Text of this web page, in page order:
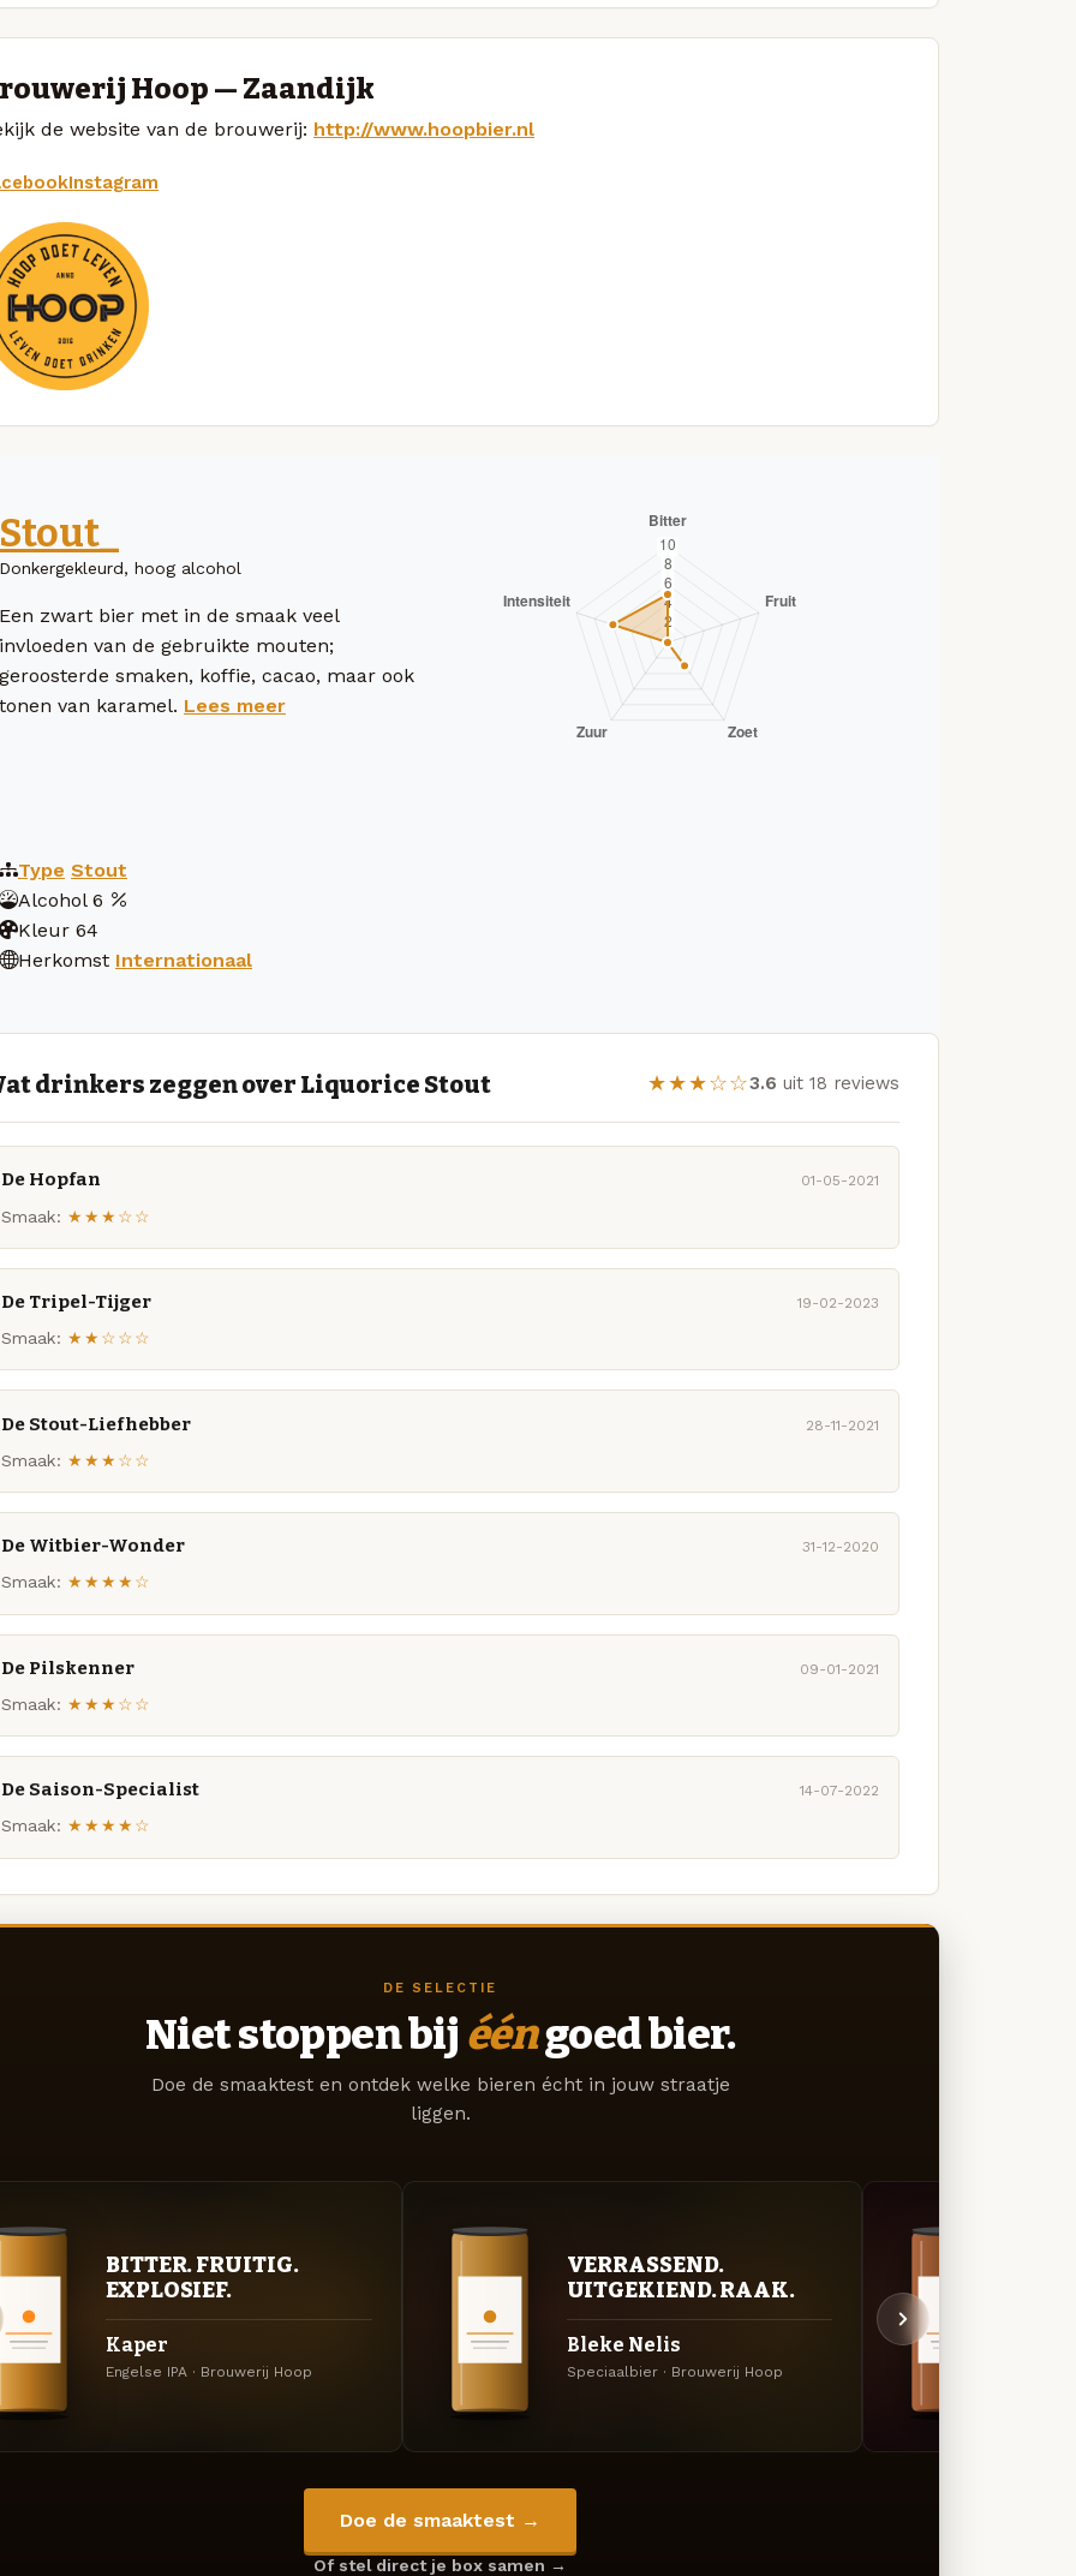
Hoop — Zaandijk
de website van de brouwerij: http://www.hoopbier.nl
Instagram
Stout_
Donkergekleurd, hoog alcohol
Een zwart bier met in de smaak veel
invloeden van de gebruikte mouten;
geroosterde smaken, koffie, cacao, maar ook
tonen van karamel. Lees meer
Type Stout
Alcohol 6
Kleur 64
Herkomst Internationaal
drinkers zeggen over Liquorice Stout ★★★☆☆3.6 uit 18 reviews
De Hopfan 01-05-2021
Smaak: ★★★☆☆
De Tripel-Tijger 19-02-2023
Smaak: ★★☆☆☆
De Stout-Liefhebber 28-11-2021
Smaak: ★★★☆☆
De Witbier-Wonder 31-12-2020
Smaak: ★★★★☆
De Pilskenner 09-01-2021
Smaak: ★★★☆☆
De Saison-Specialist 14-07-2022
Smaak: ★★★★☆
DE SELECTIE
Niet stoppen bij ééngoed bier.
Doe de smaaktest en ontdek welke bieren écht in jouw straatje
liggen.
BITTER. FRUITIG.
EXPLOSIEF.
Kaper
Engelse IPA · Brouwerij Hoop
VERRASSEND.
UITGEKIEND. RAAK.
Bleke Nelis
Speciaalbier · Brouwerij Hoop
Doe de smaaktest →
Of stel direct je box samen →